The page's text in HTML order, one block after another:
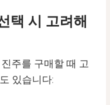
택 시 고려해
주를 구매할 때 고
있습니다: